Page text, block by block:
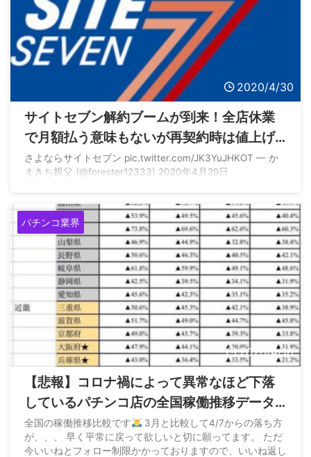
2020/4/30
サイトセブン解約ブームが到来！全店休業
で月額払う意味もないが再契約時は値上げ
される罠も搭載！！
さよならサイトセブン pic.twitter.com/JK3YuJHKOT — か
まきち親父 (@forester12333) 2020年4月29日
パチンコ業界
2020/4/16
【悲報】コロナ禍によって異常なほど下落
しているパチンコ店の全国稼働推移データ
が公開される
全国の稼働推移比較です
3月と比較して4/7からの落ち方
が、、、 早く平常に戻って欲しいと切に願ってます。 ただ
今いいねとフォロー制限かかっておりますので、いいね返し